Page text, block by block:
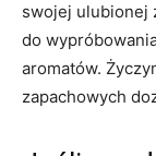
swojej ulubionej
do
aromatów.
zapachowych